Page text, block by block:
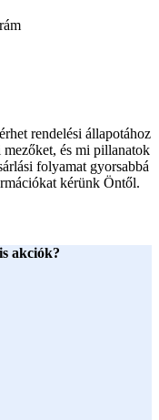
rendelési állapotához
mezőket, és mi pillanatok
folyamat gyorsabbá
kérünk Öntől.
akciók?